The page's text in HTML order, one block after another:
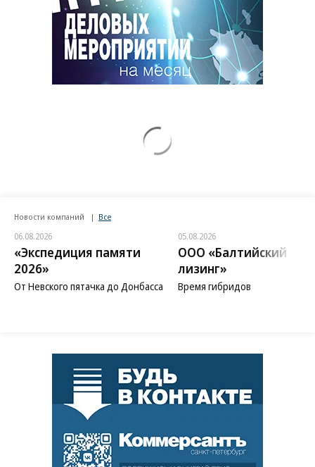
Новости компаний Все
06.08.2026
«Экспедиция памяти
2026»
От Невского пятачка до Донбасса
05.08.2026
ООО «Балтийский
лизинг»
Время гибридов